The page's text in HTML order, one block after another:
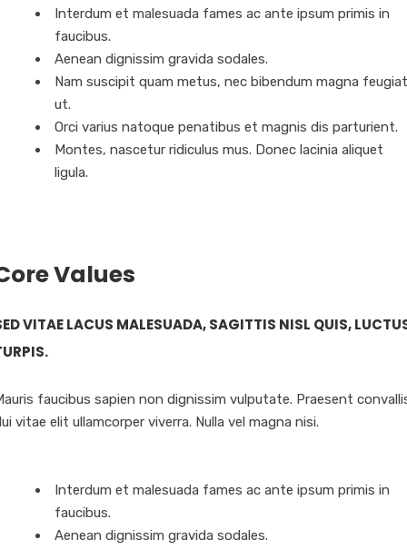
Interdum et malesuada fames ac ante ipsum primis in
faucibus.
Aenean dignissim gravida sodales.
Nam suscipit quam metus, nec bibendum magna feugiat
ut.
Orci varius natoque penatibus et magnis dis parturient.
Montes, nascetur ridiculus mus. Donec lacinia aliquet
ligula.
Values
VITAE LACUS MALESUADA, SAGITTIS NISL QUIS,
faucibus sapien non dignissim vulputate. Praesent
vitae elit ullamcorper viverra. Nulla vel magna nisi.
Interdum et malesuada fames ac ante ipsum primis in
faucibus.
Aenean dignissim gravida sodales.